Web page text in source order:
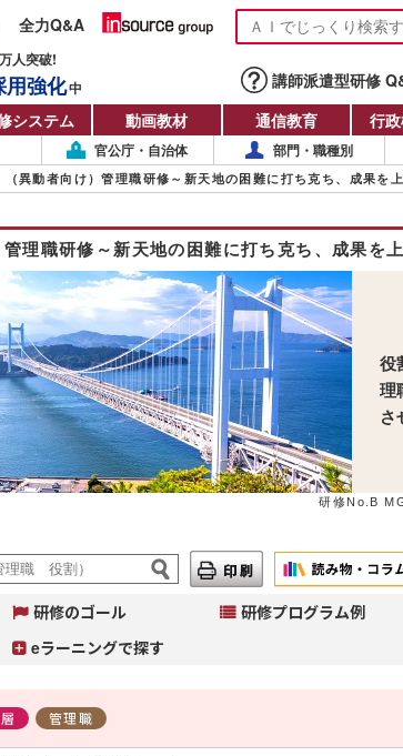
全力Q&A
万人突破!
用強化中 講師派遣型研修
システム 動画教材 通信教育 行
官公庁・自治体 部門・職種別
（異動者向け）管理職研修～新天地の困難に打ち克ち、成果を
管理職研修～新天地の困難に打ち克ち、成果を
役
理
さ
研修No.B
研修のゴール 研修プログラム例
eラーニングで探す
管理職